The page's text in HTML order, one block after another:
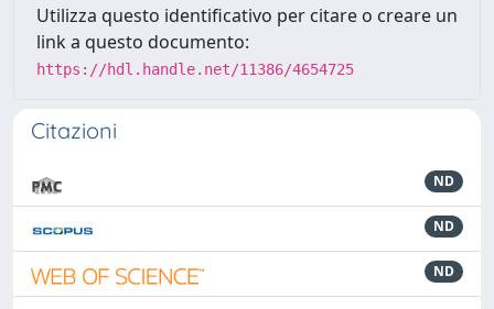
Utilizza questo identificativo per citare o creare un
link a questo documento:
https://hdl.handle.net/11386/4654725
Citazioni
ND
ND
ND